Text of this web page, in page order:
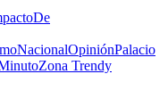
De
NacionalOpiniónPalacio
Zona Trendy